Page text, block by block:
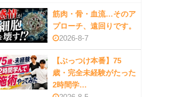
筋肉・骨・血流…そのア
プローチ、遠回りです。
2026-8-7
【ぶっつけ本番】75
歳・完全未経験がたった
2時間学…